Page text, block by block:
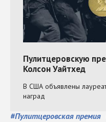
#Пулитцеровская премия